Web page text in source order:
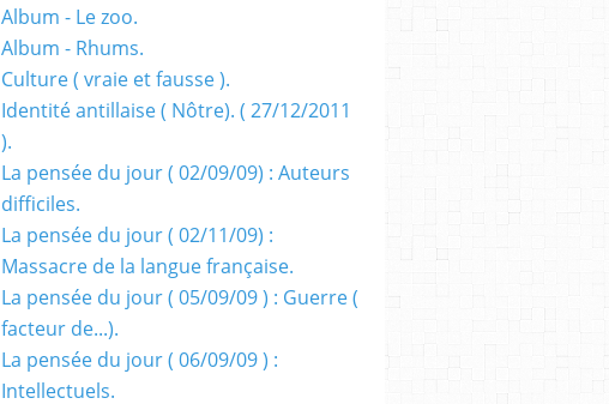
Album - Le zoo.
Album - Rhums.
Culture ( vraie et fausse ).
Identité antillaise ( Nôtre). ( 27/12/2011
).
La pensée du jour ( 02/09/09) : Auteurs
difficiles.
La pensée du jour ( 02/11/09) :
Massacre de la langue française.
La pensée du jour ( 05/09/09 ) : Guerre (
facteur de...).
La pensée du jour ( 06/09/09 ) :
Intellectuels.